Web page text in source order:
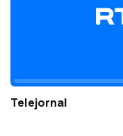
Telejornal